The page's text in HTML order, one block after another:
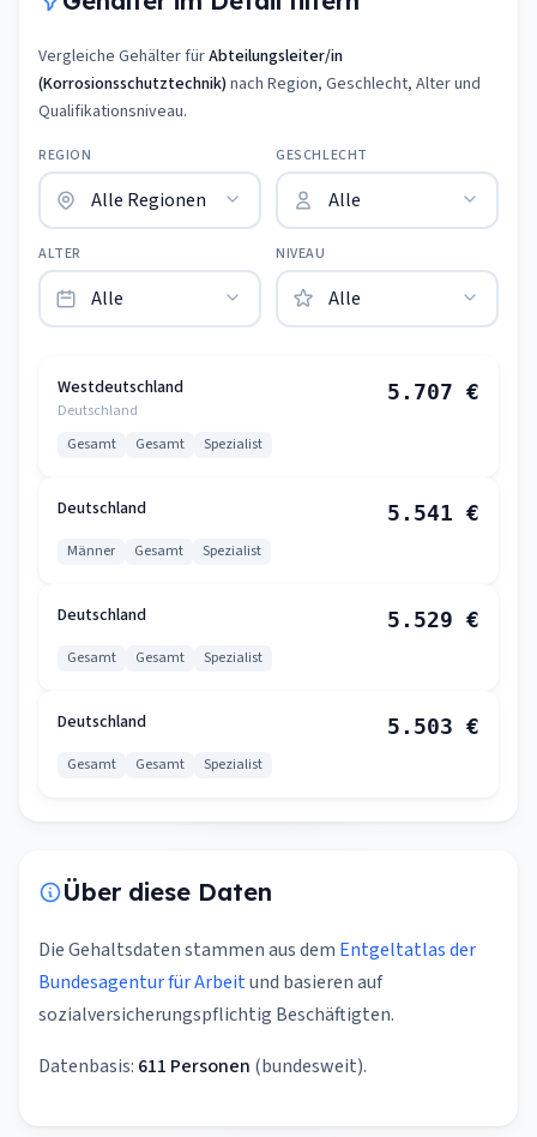
Vergleiche Gehälter fürAbteilungsleiter/in
(Korrosionsschutztechnik) nach Region, Geschlecht, Alter und
Qualifikationsniveau.
REGION GESCHLECHT
ALTER NIVEAU
Westdeutschland
Deutschland
5.707 €
Gesamt Gesamt Spezialist
Deutschland 5.541 €
Männer Gesamt Spezialist
Deutschland 5.529 €
Gesamt Gesamt Spezialist
Deutschland 5.503 €
Gesamt Gesamt Spezialist
Über diese Daten
Die Gehaltsdaten stammen aus dem Entgeltatlas der
Bundesagentur für Arbeitund basieren auf
sozialversicherungspflichtig Beschäftigten.
Datenbasis: 611 Personen (bundesweit).